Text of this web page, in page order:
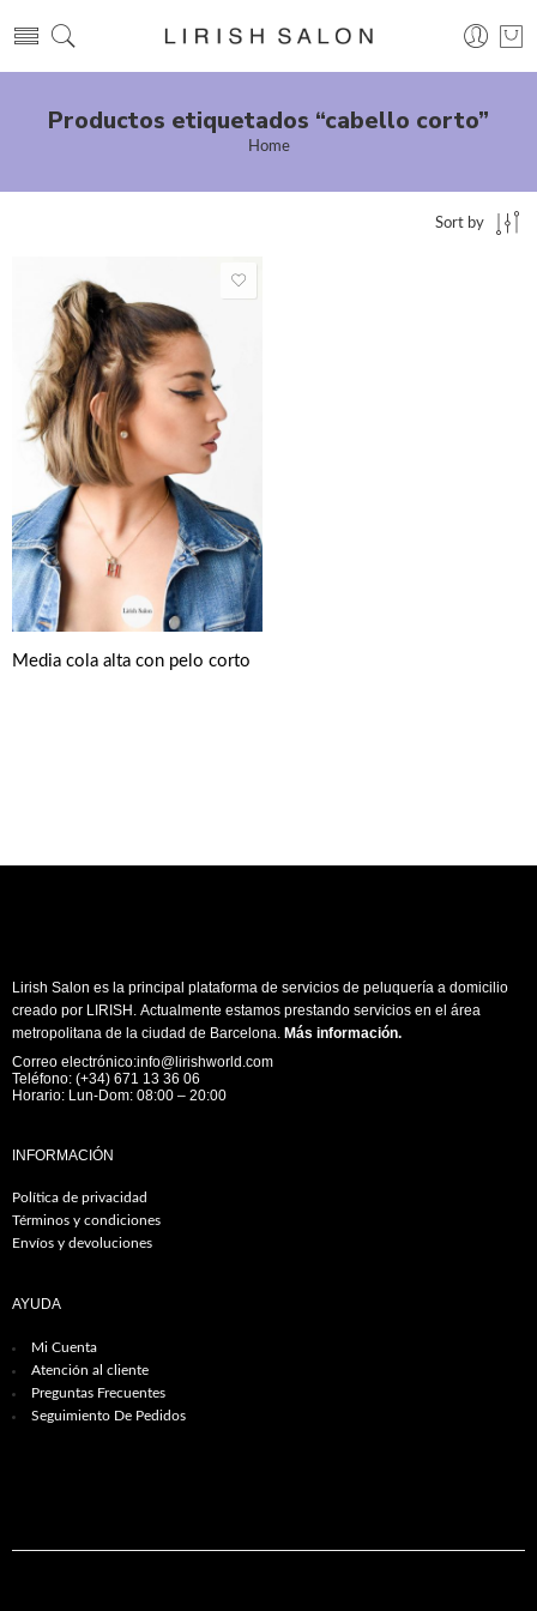
Productos etiquetados “cabello corto”
Home
Sort by
Media cola alta con pelo corto
Lirish Salon es la principal plataforma de servicios de peluquería a domicilio
creado por LIRISH. Actualmente estamos prestando servicios en el área
metropolitana de la ciudad de Barcelona. Más información.
Correo electrónico:info@lirishworld.com
Teléfono: (+34) 671 13 36 06
Horario: Lun-Dom: 08:00 – 20:00
INFORMACIÓN
Política de privacidad
Términos y condiciones
Envíos y devoluciones
AYUDA
Mi Cuenta
Atención al cliente
Preguntas Frecuentes
Seguimiento De Pedidos